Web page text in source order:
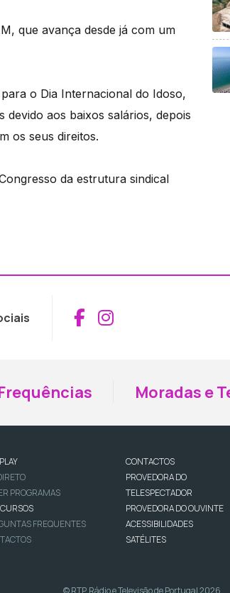
que avança desde já com um
o Dia Internacional do Idoso,
devido aos baixos salários, depois
os seus direitos.
da estrutura sindical
Aceder ao
Aceder ao
Moradas e
PROGRAMAS
FREQUENTES
CONTACTOS
PROVEDORA DO
TELESPECTADOR
PROVEDORA DO OUVINTE
ACESSIBILIDADES
SATÉLITES
© RTP, Rádio e Televisão de Portugal 2026